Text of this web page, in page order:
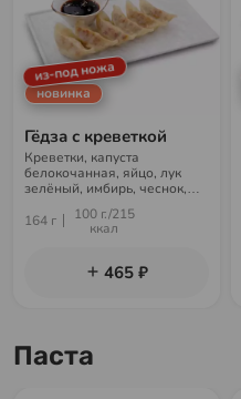
из-под ножа
новинка
Гёдза с креветкой
Креветки, капуста
белокочанная, яйцо, лук
зелёный, имбирь, чеснок,
164 г
100 г./215
ккал
465 ₽
Паста